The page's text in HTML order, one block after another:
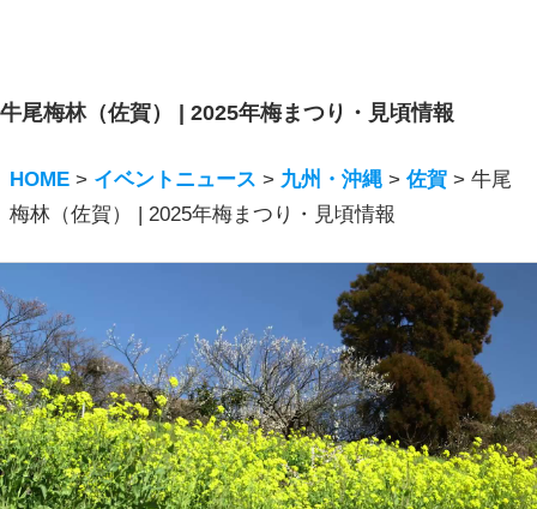
牛尾梅林（佐賀） | 2025年梅まつり・見頃情報
HOME > イベントニュース > 九州・沖縄 >佐賀 >牛尾
梅林（佐賀） | 2025年梅まつり・見頃情報